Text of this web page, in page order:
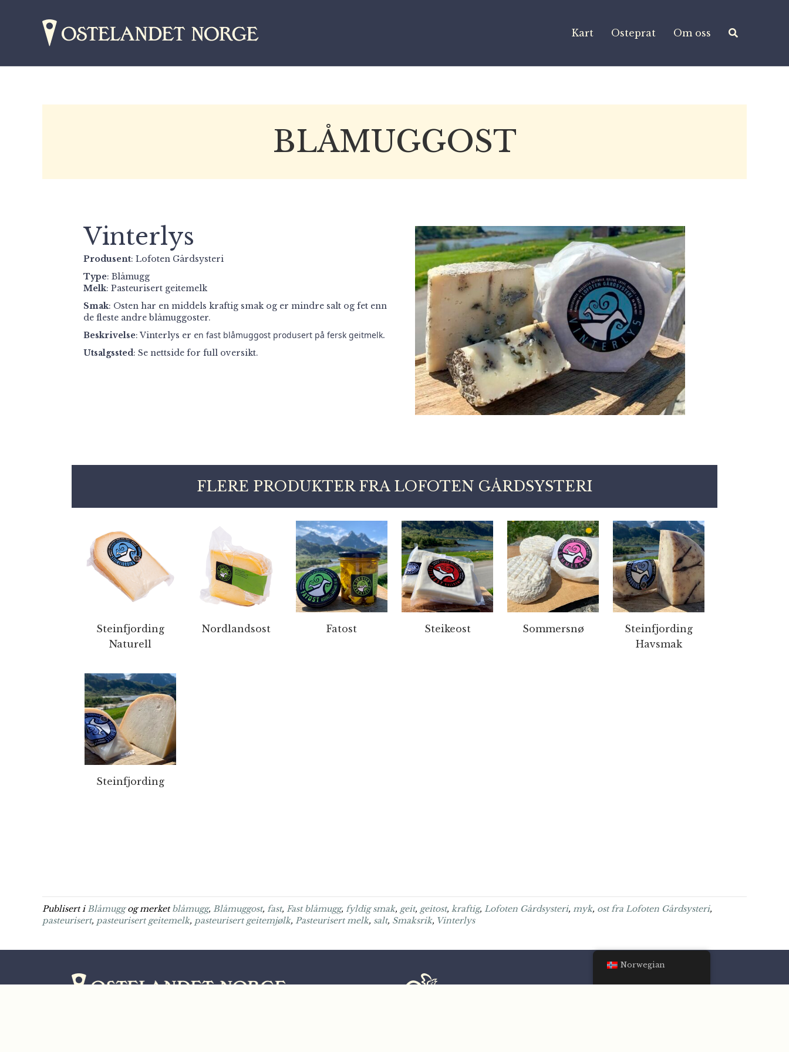
Kart Osteprat Om oss
BLÅMUGGOST
Vinterlys
Produsent: Lofoten Gårdsysteri
Type: Blåmugg
Melk: Pasteurisert geitemelk
Smak: Osten har en middels kraftig smak og er mindre salt og fet enn
de fleste andre blåmuggoster.
Beskrivelse: Vinterlys er en fast blåmuggost produsert på fersk geitmelk.
Utsalgssted: Se nettside for full oversikt.
FLERE PRODUKTER FRA LOFOTEN GÅRDSYSTERI
Steinfjording
Naturell
Nordlandsost Fatost Steikeost Sommersnø
Steinfjording
Havsmak
Steinfjording
Publisert iBlåmuggog merketblåmugg, Blåmuggost, fast, Fast blåmugg, fyldig smak, geit, geitost, kraftig, Lofoten Gårdsysteri, myk, ost fra Lofoten Gårdsysteri,
pasteurisert, pasteurisert geitemelk, pasteurisert geitemjølk, Pasteurisert melk, salt, Smaksrik, Vinterlys
Følg oss
Norwegian